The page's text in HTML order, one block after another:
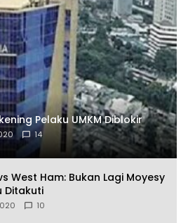
Pelaku UMKM Diblokir
14
West Ham: Bukan Lagi Moyesy
Ditakuti
10